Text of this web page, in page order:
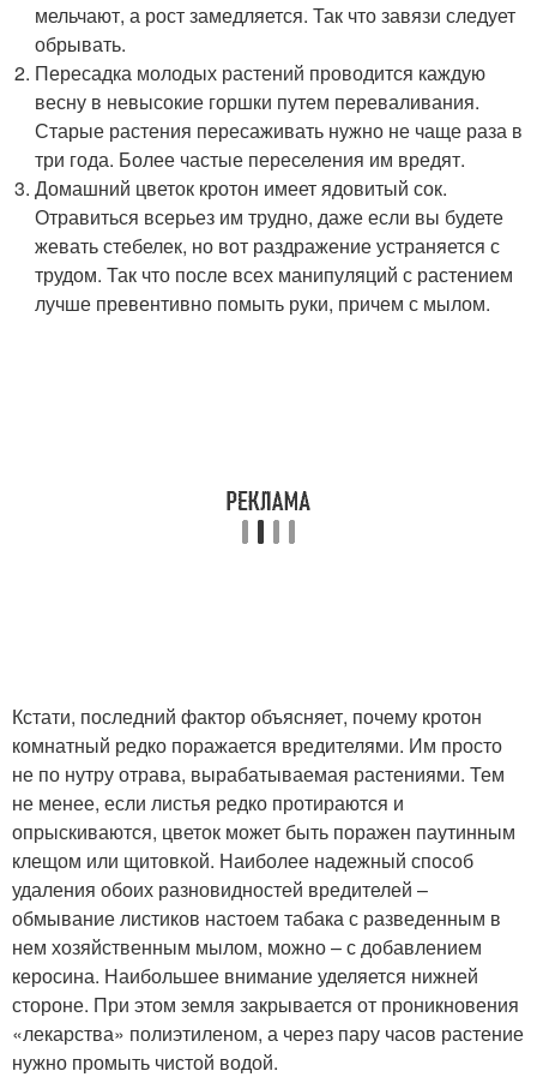
мельчают, а рост замедляется. Так что завязи следует
обрывать.
Пересадка молодых растений проводится каждую
весну в невысокие горшки путем переваливания.
Старые растения пересаживать нужно не чаще раза в
три года. Более частые переселения им вредят.
Домашний цветок кротон имеет ядовитый сок.
Отравиться всерьез им трудно, даже если вы будете
жевать стебелек, но вот раздражение устраняется с
трудом. Так что после всех манипуляций с растением
лучше превентивно помыть руки, причем с мылом.
Кстати, последний фактор объясняет, почему кротон
комнатный редко поражается вредителями. Им просто
не по нутру отрава, вырабатываемая растениями. Тем
не менее, если листья редко протираются и
опрыскиваются, цветок может быть поражен паутинным
клещом или щитовкой. Наиболее надежный способ
удаления обоих разновидностей вредителей –
обмывание листиков настоем табака с разведенным в
нем хозяйственным мылом, можно – с добавлением
керосина. Наибольшее внимание уделяется нижней
стороне. При этом земля закрывается от проникновения
«лекарства» полиэтиленом, а через пару часов растение
нужно промыть чистой водой.